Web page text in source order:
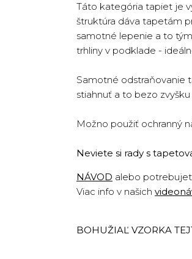
Táto kategória tapiet je
štruktúra dáva tapetám
samotné lepenie a to
trhliny v podklade -
Samotné odstraňovanie
stiahnuť a to bezo
Možno použiť ochranný
Neviete si rady s
NÁVOD alebo
Viac info v našich
BOHUŽIAĽ VZORKA